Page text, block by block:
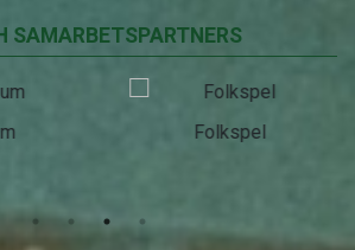
SAMARBETSPARTNERS
Folkspel